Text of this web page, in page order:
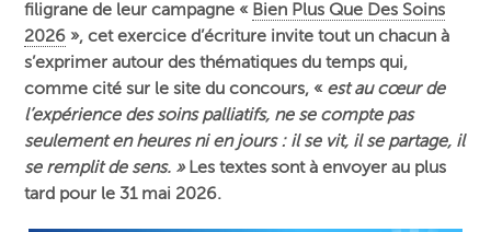
filigrane de leur campagne « Bien Plus Que Des Soins
2026 », cet exercice d’écriture invite tout un chacun à
s’exprimer autour des thématiques du temps qui,
comme cité sur le site du concours, « est au cœur de
l’expérience des soins palliatifs, ne se compte pas
seulement en heures ni en jours : il se vit, il se partage, il
se remplit de sens. »Les textes sont à envoyer au plus
tard pour le 31 mai 2026.